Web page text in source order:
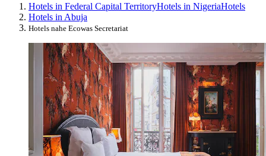
Hotels in Federal Capital TerritoryHotels in NigeriaHotels
Hotels in Abuja
Hotels nahe Ecowas Secretariat